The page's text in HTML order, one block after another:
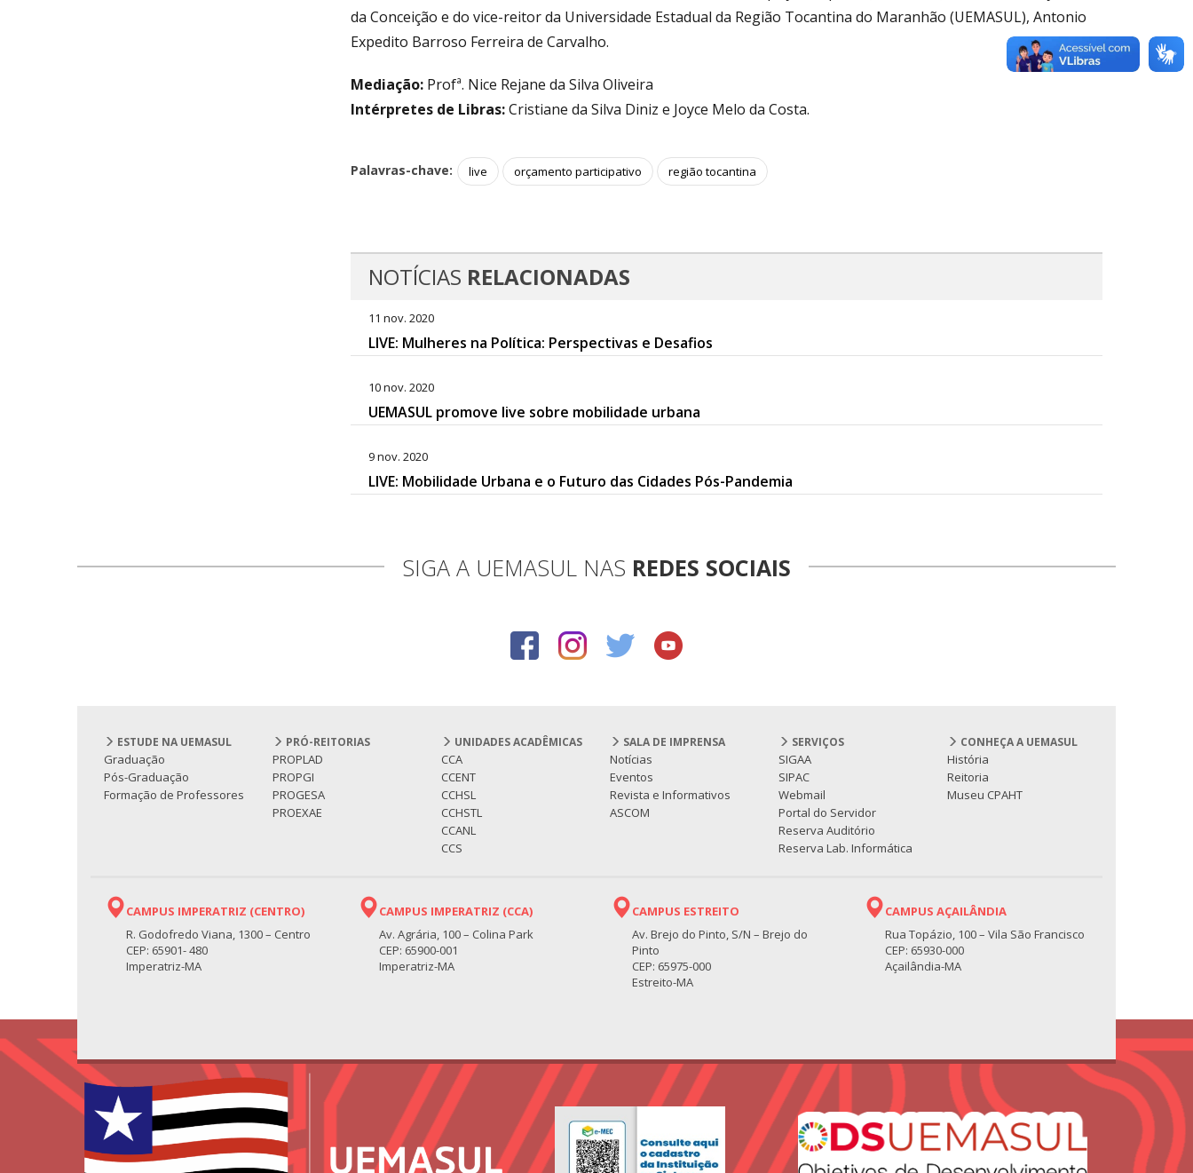
da Conceição e do vice-reitor da Universidade Estadual da Região Tocantina do Maranhão (UEMASUL), Antonio
Expedito Barroso Ferreira de Carvalho.
Mediação:Profª. Nice Rejane da Silva Oliveira
Intérpretes de Libras:Cristiane da Silva Diniz e Joyce Melo da Costa.
Palavras-chave: live orçamento participativo região tocantina
NOTÍCIAS RELACIONADAS
11 nov. 2020
LIVE: Mulheres na Política: Perspectivas e Desafios
10 nov. 2020
UEMASUL promove live sobre mobilidade urbana
9 nov. 2020
LIVE: Mobilidade Urbana e o Futuro das Cidades Pós-Pandemia
SIGA A UEMASUL NAS REDES SOCIAIS
ESTUDE NA UEMASUL
Graduação
Pós-Graduação
Formação de Professores
PRÓ-REITORIAS
PROPLAD
PROPGI
PROGESA
PROEXAE
UNIDADES ACADÊMICAS
CCA
CCENT
CCHSL
CCHSTL
CCANL
CCS
SALA DE IMPRENSA
Notícias
Eventos
Revista e Informativos
ASCOM
SERVIÇOS
SIGAA
SIPAC
Webmail
Portal do Servidor
Reserva Auditório
Reserva Lab. Informática
CONHEÇA A UEMASUL
História
Reitoria
Museu CPAHT
CAMPUS IMPERATRIZ (CENTRO)
R. Godofredo Viana, 1300 – Centro
CEP: 65901- 480
Imperatriz-MA
CAMPUS IMPERATRIZ (CCA)
Av. Agrária, 100 – Colina Park
CEP: 65900-001
Imperatriz-MA
CAMPUS ESTREITO
Av. Brejo do Pinto, S/N – Brejo do
Pinto
CEP: 65975-000
Estreito-MA
CAMPUS AÇAILÂNDIA
Rua Topázio, 100 – Vila São Francisco
CEP: 65930-000
Açailândia-MA